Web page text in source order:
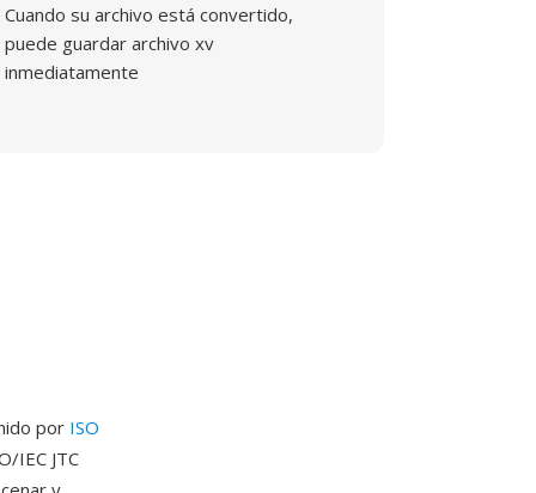
Cuando su archivo está convertido,
puede guardar archivo xv
inmediatamente
por ISO
IEC JTC